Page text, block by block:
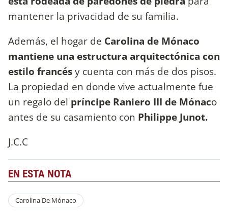
mantener la privacidad de su familia.
Además, el hogar de Carolina de Mónaco
mantiene una estructura arquitectónica con
estilo francésy cuenta con más de dos pisos.
La propiedad en donde vive actualmente fue
un regalo del príncipe Raniero III de Mónaco
antes de su casamiento con Philippe Junot.
J.C.C
EN ESTA NOTA
Carolina De Mónaco